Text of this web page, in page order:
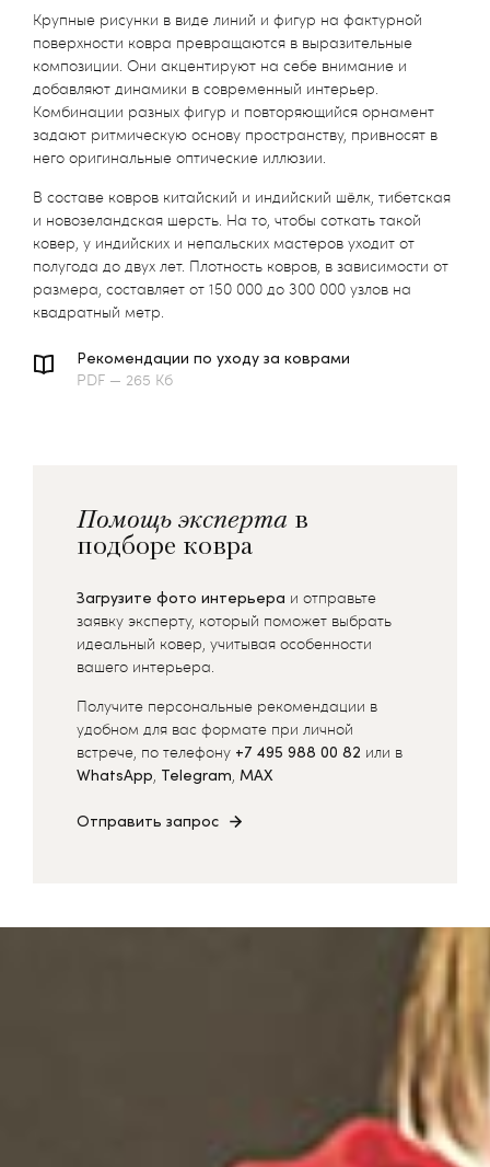
Крупные рисунки в виде линий и фигур на фактурной
поверхности ковра превращаются в выразительные
композиции. Они акцентируют на себе внимание и
добавляют динамики в современный интерьер.
Комбинации разных фигур и повторяющийся орнамент
задают ритмическую основу пространству, привносят в
него оригинальные оптические иллюзии.
В составе ковров китайский и индийский шёлк, тибетская
и новозеландская шерсть. На то, чтобы соткать такой
ковер, у индийских и непальских мастеров уходит от
полугода до двух лет. Плотность ковров, в зависимости от
размера, составляет от 150 000 до 300 000 узлов на
квадратный метр.
Рекомендации по уходу за коврами
PDF — 265 Кб
Помощь эксперта в
подборе ковра
Загрузите фото интерьера и отправьте
заявку эксперту, который поможет выбрать
идеальный ковер, учитывая особенности
вашего интерьера.
Получите персональные рекомендации в
удобном для вас формате при личной
встрече, по телефону +7 495 988 00 82 или в
WhatsApp, Telegram, MAX
Отправить запрос